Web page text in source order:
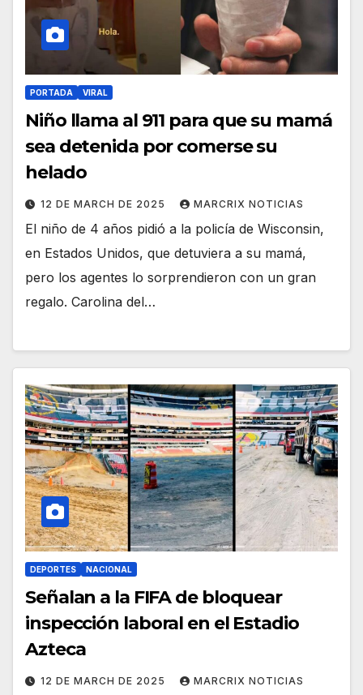
PORTADA VIRAL
Niño llama al 911 para que su mamá
sea detenida por comerse su
helado
12 DE MARCH DE 2025 MARCRIX NOTICIAS
El niño de 4 años pidió a la policía de Wisconsin,
en Estados Unidos, que detuviera a su mamá,
pero los agentes lo sorprendieron con un gran
regalo. Carolina del…
DEPORTES NACIONAL
Señalan a la FIFA de bloquear
inspección laboral en el Estadio
Azteca
12 DE MARCH DE 2025 MARCRIX NOTICIAS